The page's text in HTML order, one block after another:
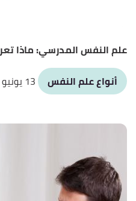
علم النفس المدرسي: ماذا
أنواع علم النفس
13 يونيو 2023